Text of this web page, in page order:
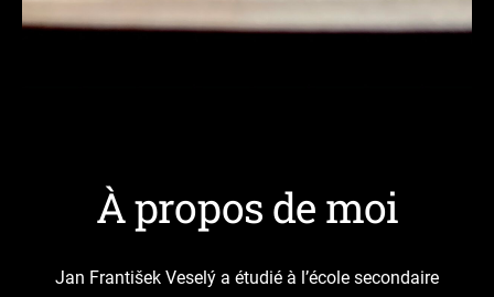
À propos de moi
Jan František Veselý a étudié à l’école secondaire